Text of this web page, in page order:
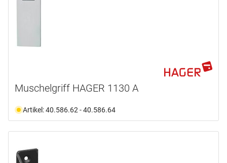
Muschelgriff HAGER 1130 A
Artikel: 40.586.62 - 40.586.64